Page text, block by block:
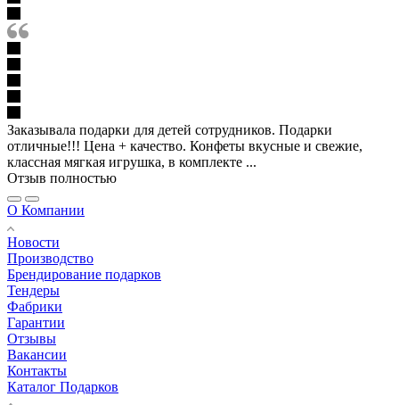
Заказывала подарки для детей сотрудников. Подарки
отличные!!! Цена + качество. Конфеты вкусные и свежие,
классная мягкая игрушка, в комплекте ...
Отзыв полностью
О Компании
Новости
Производство
Брендирование подарков
Тендеры
Фабрики
Гарантии
Отзывы
Вакансии
Контакты
Каталог Подарков